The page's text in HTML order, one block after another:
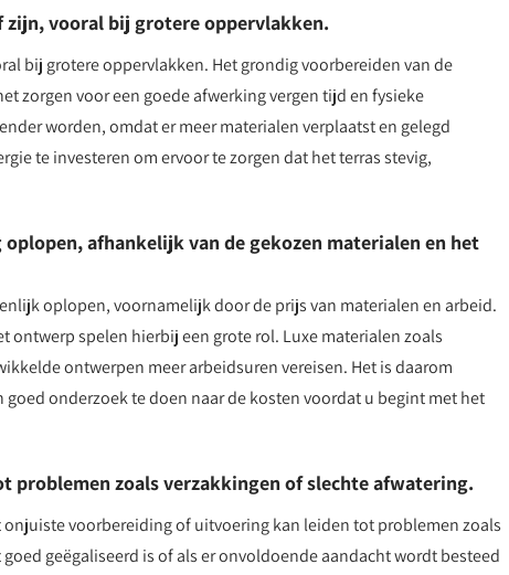
zijn, vooral bij grotere oppervlakken.
bij grotere oppervlakken. Het grondig voorbereiden van de
zorgen voor een goede afwerking vergen tijd en fysieke
worden, omdat er meer materialen verplaatst en gelegd
te investeren om ervoor te zorgen dat het terras stevig,
afhankelijk van de gekozen materialen en het
oplopen, voornamelijk door de prijs van materialen en arbeid.
ontwerp spelen hierbij een grote rol. Luxe materialen zoals
ontwerpen meer arbeidsuren vereisen. Het is daarom
onderzoek te doen naar de kosten voordat u begint met het
zoals verzakkingen of slechte afwatering.
onjuiste voorbereiding of uitvoering kan leiden tot problemen zoals
geëgaliseerd is of als er onvoldoende aandacht wordt besteed